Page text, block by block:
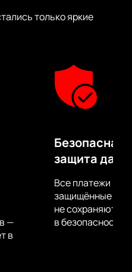
конечно же, обаяние
мельчайших
только яркие
—
в
Безопасная
защита
Все платежи
защищённые
не сохраняются
в безопасности.